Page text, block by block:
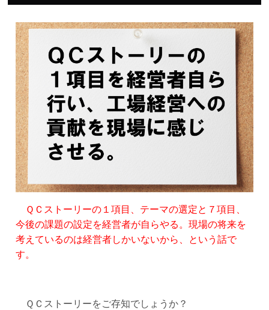
ＱＣストーリーの１項目、テーマの選定と７項目、
今後の課題の設定を経営者が自らやる。現場の将来を
考えているのは経営者しかいないから、という話で
す。
ＱＣストーリーをご存知でしょうか？